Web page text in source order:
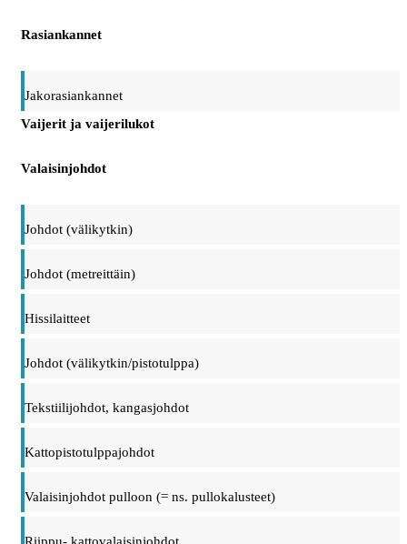
Rasiankannet
Jakorasiankannet
Vaijerit ja vaijerilukot
Valaisinjohdot
Johdot (välikytkin)
Johdot (metreittäin)
Hissilaitteet
Johdot (välikytkin/pistotulppa)
Tekstiilijohdot, kangasjohdot
Kattopistotulppajohdot
Valaisinjohdot pulloon (= ns. pullokalusteet)